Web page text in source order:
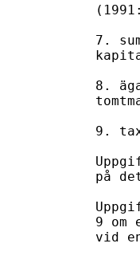
7.
8.
9.
på
9 om
vid